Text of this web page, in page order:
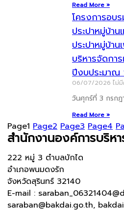
Read More »
โครงการอบ
ประปาหมู่บ้าน
ประปาหมู่บ้า
บริหารจัดกา
ปีงบประมาณ
06/07/2026 ไม่
วันศุกร์ที่ 3 กรก
Read More »
Page1 Page2 Page3 Page4
สำนักงานองค์การบริห
222 หมู่ 3 ตำบลบักได
อำเภอพนมดงรัก
จังหวัดสุรินทร์ 32140
E-mail :
saraban@bakdai.go.th,